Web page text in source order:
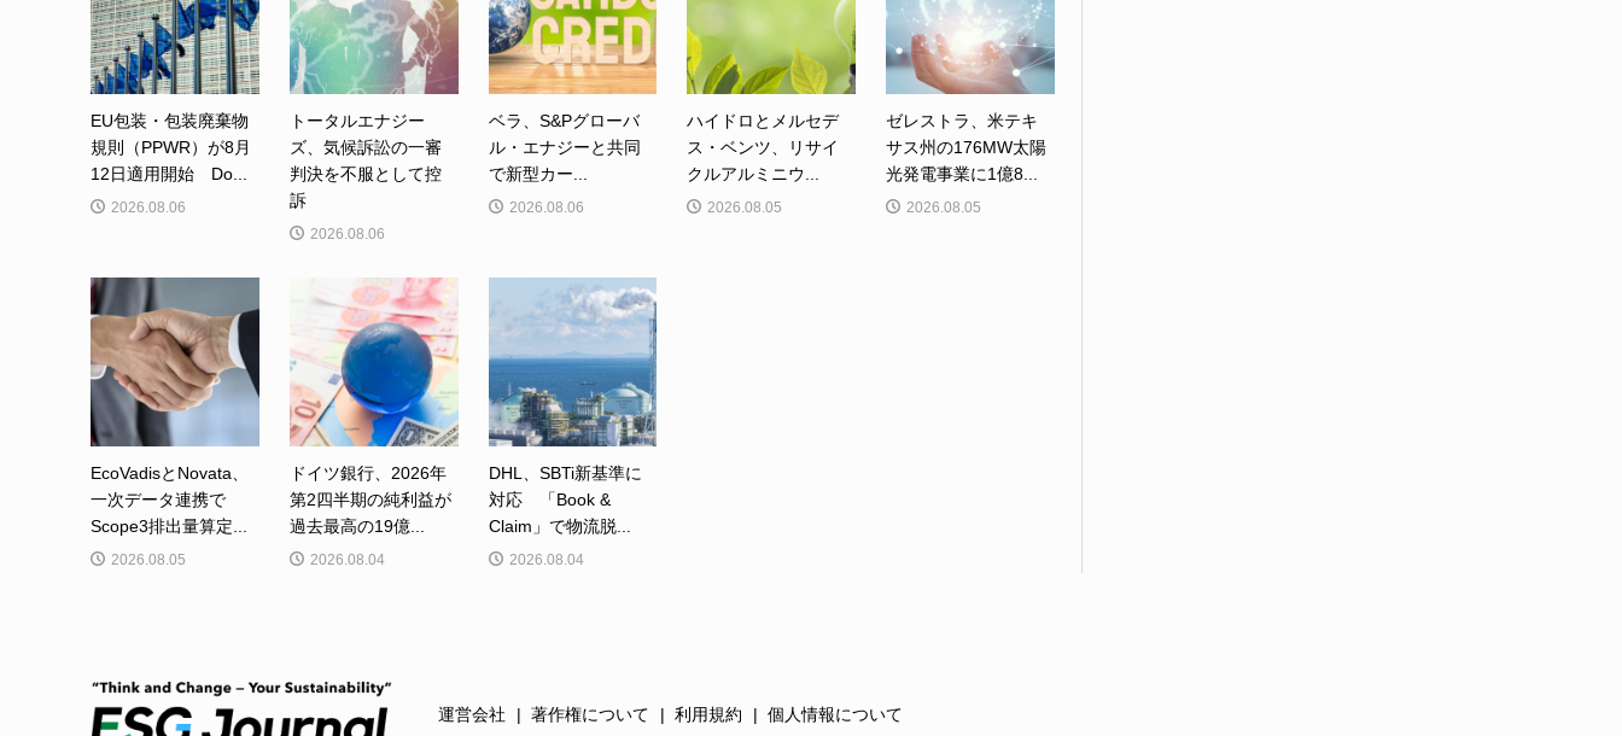
EU包装・包装廃棄物
規則（PPWR）が8月
12日適用開始 Do...
2026.08.06
トータルエナジー
ズ、気候訴訟の一審
判決を不服として控
訴
2026.08.06
ベラ、S&Pグローバ
ル・エナジーと共同
で新型カー...
2026.08.06
ハイドロとメルセデ
ス・ベンツ、リサイ
クルアルミニウ...
2026.08.05
ゼレストラ、米テキ
サス州の176MW太陽
光発電事業に1億8...
2026.08.05
EcoVadisとNovata、
一次データ連携で
Scope3排出量算定...
2026.08.05
ドイツ銀行、2026年
第2四半期の純利益が
過去最高の19億...
2026.08.04
DHL、SBTi新基準に
対応 「Book &
Claim」で物流脱...
2026.08.04
運営会社 著作権について 利用規約 個人情報について